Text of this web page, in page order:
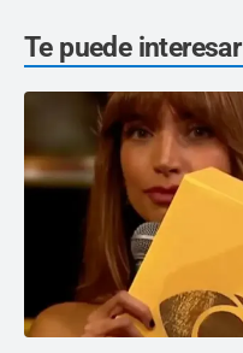
Te puede interesar